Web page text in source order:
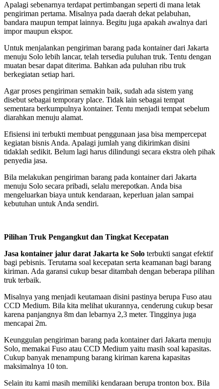
Apalagi sebenarnya terdapat pertimbangan seperti di mana letak
pengiriman pertama. Misalnya pada daerah dekat pelabuhan,
bandara maupun tempat lainnya. Begitu juga apakah awalnya dari
impor maupun ekspor.
Untuk menjalankan pengiriman barang pada kontainer dari Jakarta
menuju Solo lebih lancar, telah tersedia puluhan truk. Tentu dengan
muatan besar dapat diterima. Bahkan ada puluhan ribu truk
berkegiatan setiap hari.
Agar proses pengiriman semakin baik, sudah ada sistem yang
disebut sebagai temporary place. Tidak lain sebagai tempat
sementara berkumpulnya kontainer. Tentu menjadi tempat sebelum
diarahkan menuju alamat.
Efisiensi ini terbukti membuat penggunaan jasa bisa mempercepat
kegiatan bisnis Anda. Apalagi jumlah yang dikirimkan disini
tidaklah sedikit. Belum lagi harus dilindungi secara ekstra oleh pihak
penyedia jasa.
Bila melakukan pengiriman barang pada kontainer dari Jakarta
menuju Solo secara pribadi, selalu merepotkan. Anda bisa
mengeluarkan biaya untuk kendaraan, keperluan jalan sampai
kebutuhan untuk Anda sendiri.
Pilihan Truk Pengangkut dan Tingkat Kecepatan
Jasa kontainer jalur darat Jakarta ke Solo terbukti sangat efektif
bagi pebisnis. Terutama soal kecepatan serta keamanan bagi barang
kiriman. Ada garansi cukup besar ditambah dengan beberapa pilihan
truk terbaik.
Misalnya yang menjadi keutamaan disini pastinya berupa Fuso atau
CCD Medium. Bila kita melihat ukurannya, cenderung cukup besar
karena panjangnya 8m dan lebarnya 2,3 meter. Tingginya juga
mencapai 2m.
Keunggulan pengiriman barang pada kontainer dari Jakarta menuju
Solo, memakai Fuso atau CCD Medium yaitu masih soal kapasitas.
Cukup banyak menampung barang kiriman karena kapasitas
maksimalnya 10 ton.
Selain itu kami masih memiliki kendaraan berupa tronton box. Bila